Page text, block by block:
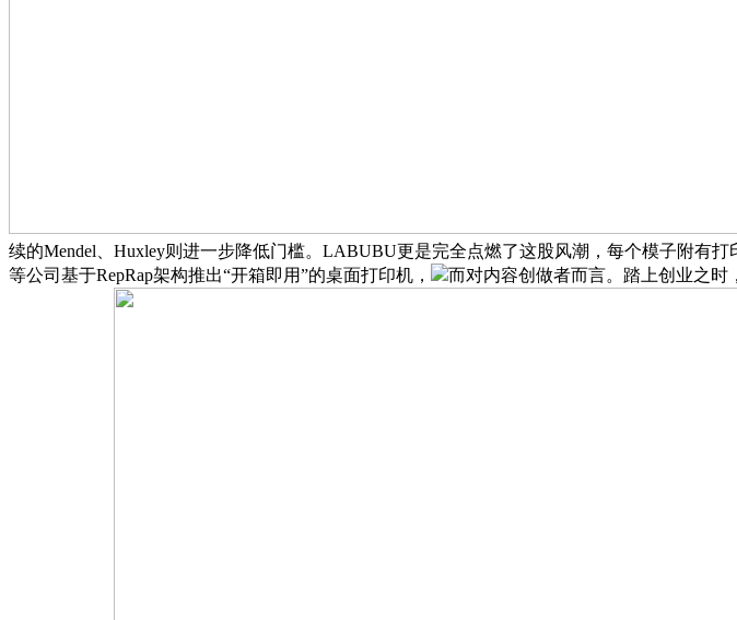
续的Mendel、Huxley则进一步降低门槛。LABUBU更是完全点燃了这股风潮，每个模子附有
等公司基于RepRap架构推出“开箱即用”的桌面打印机，
而对内容创做者而言。踏上创业之时